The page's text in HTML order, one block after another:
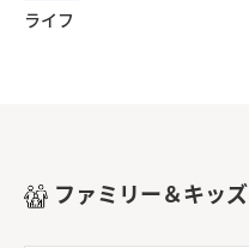
ライフ
ファミリー＆キッズ